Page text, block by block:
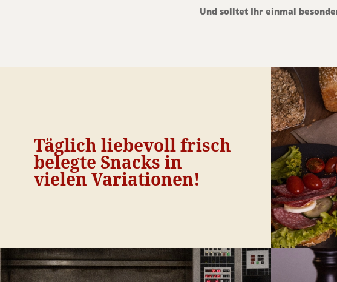
Und solltet Ihr einmal
Täglich liebevoll frisch
belegte Snacks in
vielen Variationen!